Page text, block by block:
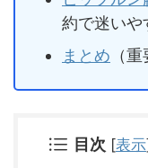
約で迷いや
まとめ （
目次 [表示